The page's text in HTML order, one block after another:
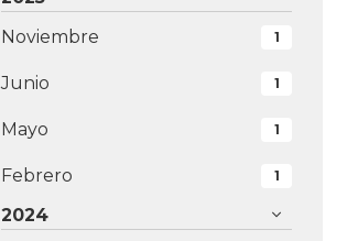
Noviembre
1
Junio 1
Mayo 1
Febrero 1
2024